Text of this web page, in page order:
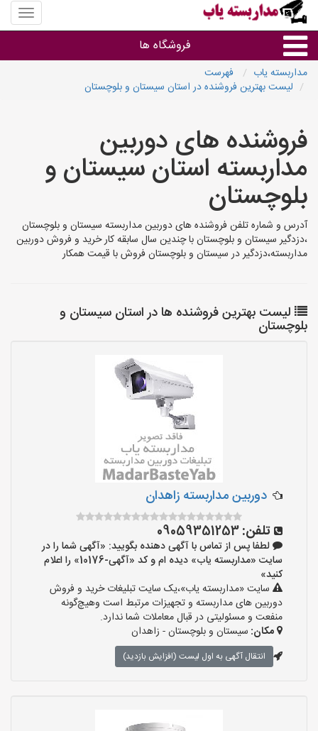
منوی
سایت
یاب
فروشگاه ها
براساس مشخصات ظاهری
براساس برند
فروشندگان دوربین مداربسته
مداربسته یاب
فهرست
لیست بهترین فروشنده در استان سیستان و بلوچستان
فروشنده های دوربین
مداربسته استان سیستان و
بلوچستان
آدرس و شماره تلفن فروشنده های دوربین مداربسته سیستان و بلوچستان
،دزدگیر سیستان و بلوچستان با چندین سال سابقه کار خرید و فروش دوربین
مداربسته،دزدگیر در سیستان و بلوچستان فروش با قیمت همکار
لیست بهترین فروشنده ها در استان سیستان و
بلوچستان
دوربین مداربسته زاهدان
تلفن:09059351253
لطفا پس از تماس با آگهی دهنده بگویید: «آگهی شما را در
سایت «مداربسته یاب» دیده ام و کد «آگهی-10176» را اعلام
کنید»
سایت «مداربسته یاب»،یک سایت تبلیغات خرید و فروش
دوربین های مداربسته و تجهیزات مرتبط است وهیچ‌گونه
منفعت و مسئولیتی در قبال معاملات شما ندارد.
مکان: سیستان و بلوچستان - زاهدان
انتقال آگهی به اول لیست (افزایش بازدید)